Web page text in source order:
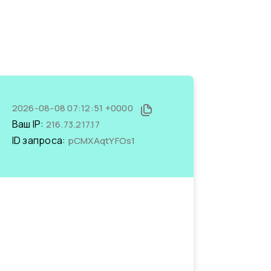
2026-08-08 07:12:51 +0000
Ваш IP: 216.73.217.17
ID запроса: pCMXAqtYFOs1